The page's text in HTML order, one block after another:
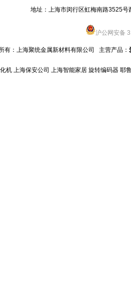
地址：上海市闵行区虹梅南路3525
沪公网安备
有： 上海聚统金属新材料有限公司 主营产品：
机 上海保安公司 上海智能家居 旋转编码器 耶